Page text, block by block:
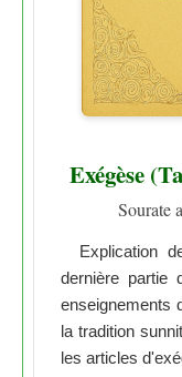
Exégèse
Sourate
Explication
dernière partie
enseignements
la tradition
les articles